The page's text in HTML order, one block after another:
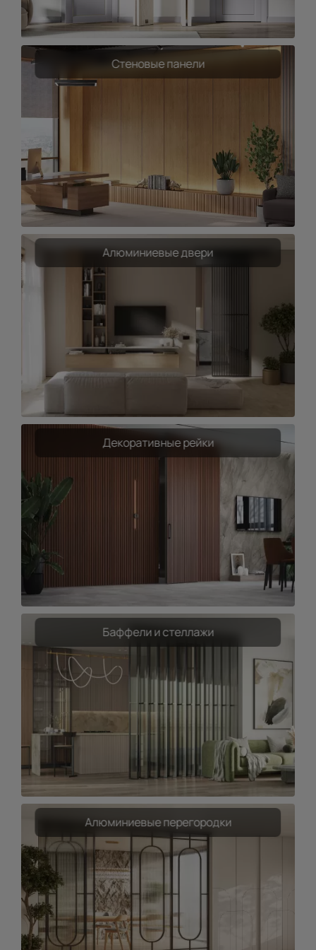
Стеновые панели
Алюминиевые двери
Декоративные рейки
Баффели и стеллажи
Алюминиевые перегородки